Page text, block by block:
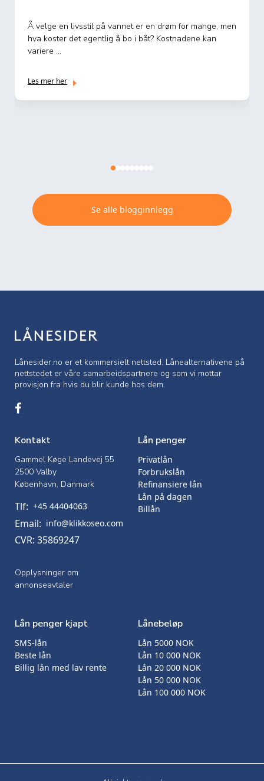
for mange, men
kan
Når man skal frakte en båt fra ett sted til
det mange faktorer som påvirker prisen.
Se alle blogginnlegg
Lånesider.no er et kommersielt nettsted. Lånealternativene på
nettstedet er våre samarbeidspartnere og som vi mottar
provisjon fra hvis du blir kunde hos dem.
Kontakt
Gammel Køge Landevej 55
2500 Valby
København, Danmark
Tlf: +45 44404063
Email: info@klikkoseo.com
CVR: 35869247
Opplysninger om
annonseavtaler
Lån penger
Privatlån
Forbrukslån
Refinansiere lån
Lån på dagen
Billån
Lån penger kjapt
SMS-lån
Beste lån
Billig lån med lav rente
Lånebeløp
Lån 5000 NOK
Lån 10 000 NOK
Lån 20 000 NOK
Lån 50 000 NOK
Lån 100 000 NOK